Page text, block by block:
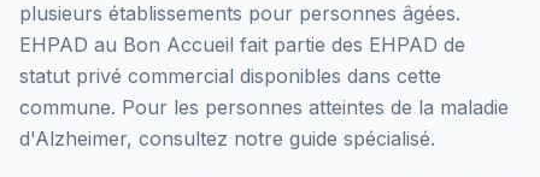
plusieurs établissements pour personnes âgées.
EHPAD au Bon Accueil fait partie des EHPAD de
statut privé commercial disponibles dans cette
commune. Pour les personnes atteintes de la maladie
d'Alzheimer, consultez notre guide spécialisé.